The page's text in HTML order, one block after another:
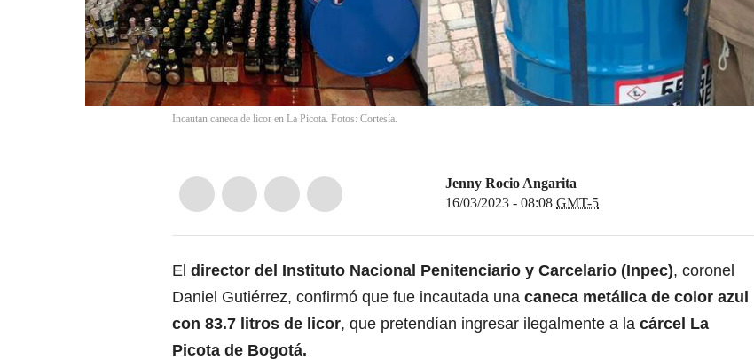
Incautan caneca de licor en La Picota. Fotos: Cortesía.
Jenny Rocio Angarita
16/03/2023 - 08:08 GMT-5
El director del Instituto Nacional Penitenciario y Carcelario (Inpec), coronel
Daniel Gutiérrez, confirmó que fue incautada una caneca metálica de color azul
con 83.7 litros de licor, que pretendían ingresar ilegalmente a la cárcel La
Picota de Bogotá.